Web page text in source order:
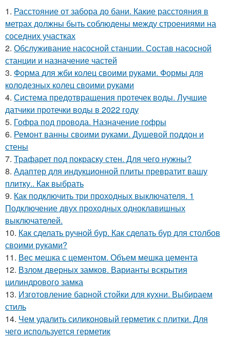
1. Расстояние от забора до бани. Какие расстояния в
метрах должны быть соблюдены между строениями на
соседних участках
2. Обслуживание насосной станции. Состав насосной
станции и назначение частей
3. Форма для жби колец своими руками. Формы для
колодезных колец своими руками
4. Система предотвращения протечек воды. Лучшие
датчики протечки воды в 2022 году
5. Гофра под провода. Назначение гофры
6. Ремонт ванны своими руками. Душевой поддон и
стены
7. Трафарет под покраску стен. Для чего нужны?
8. Адаптер для индукционной плиты превратит вашу
плитку.. Как выбрать
9. Как подключить три проходных выключателя. 1
Подключение двух проходных одноклавишных
выключателей.
10. Как сделать ручной бур. Как сделать бур для столбов
своими руками?
11. Вес мешка с цементом. Объем мешка цемента
12. Взлом дверных замков. Варианты вскрытия
цилиндрового замка
13. Изготовление барной стойки для кухни. Выбираем
стиль
14. Чем удалить силиконовый герметик с плитки. Для
чего используется герметик